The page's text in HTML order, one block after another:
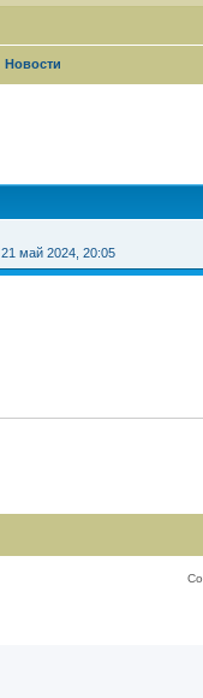
Новости
21 май 2024, 20:05